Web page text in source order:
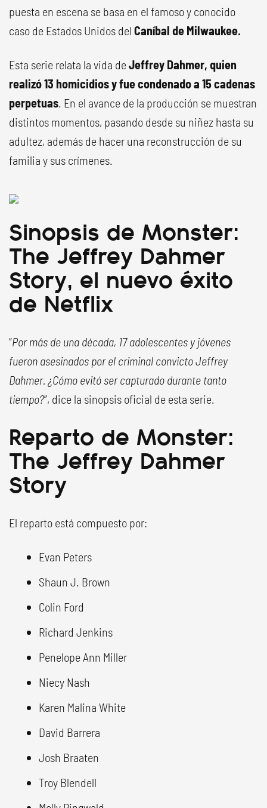
puesta en escena se basa en el famoso y conocido
caso de Estados Unidos del Caníbal de Milwaukee.
Esta serie relata la vida deJeffrey Dahmer, quien
realizó 13 homicidios y fue condenado a 15 cadenas
perpetuas. En el avance de la producción se muestran
distintos momentos, pasando desde su niñez hasta su
adultez, además de hacer una reconstrucción de su
familia y sus crímenes.
Sinopsis de Monster:
The Jeffrey Dahmer
Story, el nuevo éxito
de Netflix
“Por más de una década, 17 adolescentes y jóvenes
fueron asesinados por el criminal convicto Jeffrey
Dahmer. ¿Cómo evitó ser capturado durante tanto
tiempo?”, dice la sinopsis oficial de esta serie.
Reparto de Monster:
The Jeffrey Dahmer
Story
El reparto está compuesto por:
Evan Peters
Shaun J. Brown
Colin Ford
Richard Jenkins
Penelope Ann Miller
Niecy Nash
Karen Malina White
David Barrera
Josh Braaten
Troy Blendell